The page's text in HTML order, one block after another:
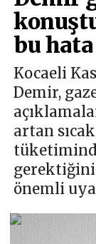
bu
Kocaeli
Demir,
artan
önemli